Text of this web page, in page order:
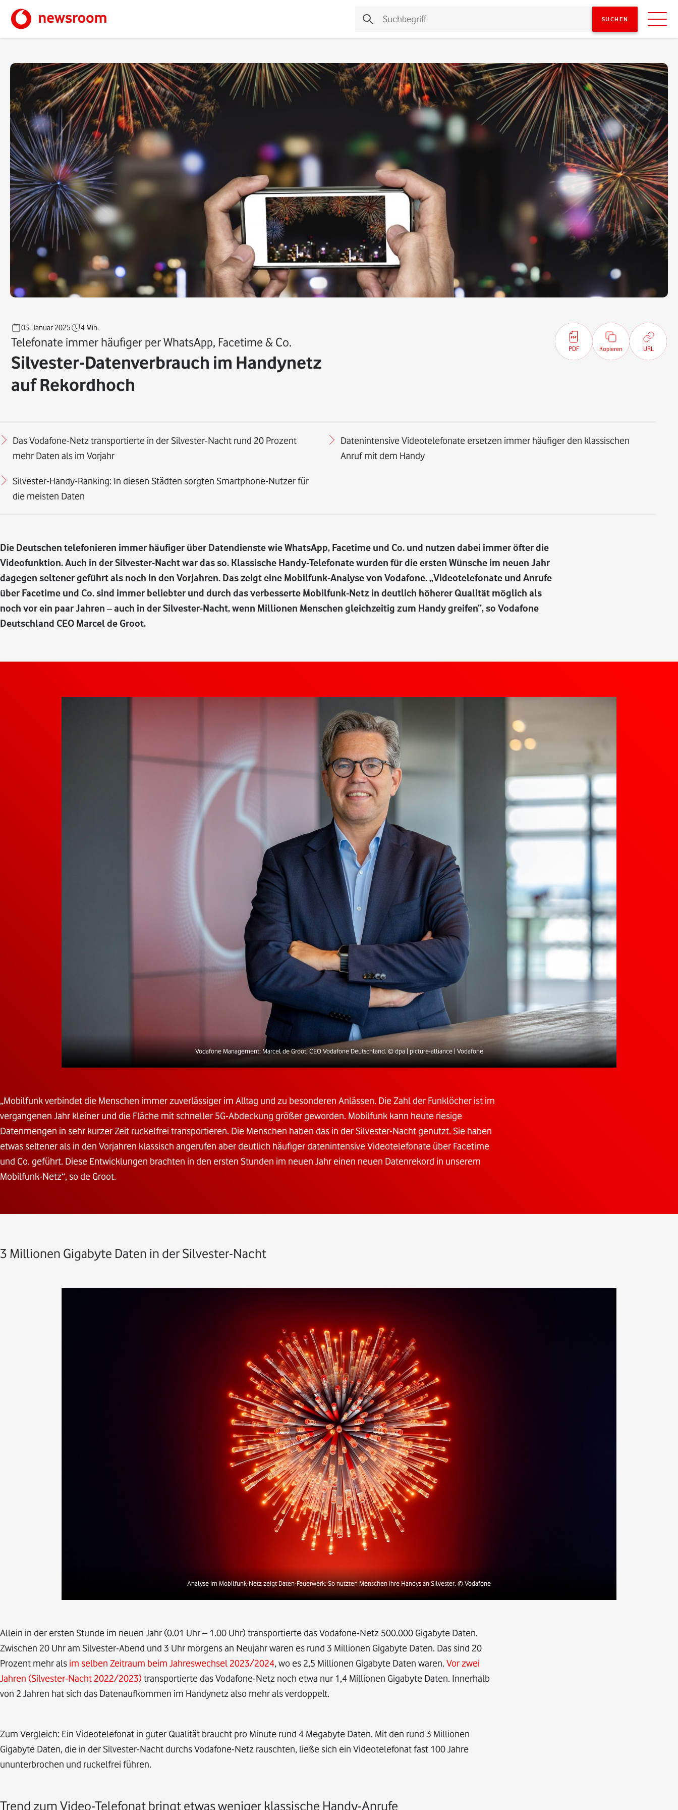
03. Januar 2025 4 Min.
Telefonate immer häufiger per WhatsApp, Facetime & Co.
Silvester-Datenverbrauch im Handynetz
auf Rekordhoch
PDF Kopieren URL
Das Vodafone-Netz transportierte in der Silvester-Nacht rund 20 Prozent
mehr Daten als im Vorjahr
Datenintensive Videotelefonate ersetzen immer häufiger den klassischen
Anruf mit dem Handy
Silvester-Handy-Ranking: In diesen Städten sorgten Smartphone-Nutzer für
die meisten Daten
Die Deutschen telefonieren immer häufiger über Datendienste wie WhatsApp, Facetime und Co. und nutzen dabei immer öfter die
Videofunktion. Auch in der Silvester-Nacht war das so. Klassische Handy-Telefonate wurden für die ersten Wünsche im neuen Jahr
dagegen seltener geführt als noch in den Vorjahren. Das zeigt eine Mobilfunk-Analyse von Vodafone. „Videotelefonate und Anrufe
über Facetime und Co. sind immer beliebter und durch das verbesserte Mobilfunk-Netz in deutlich höherer Qualität möglich als
noch vor ein paar Jahren – auch in der Silvester-Nacht, wenn Millionen Menschen gleichzeitig zum Handy greifen“, so Vodafone
Deutschland CEO Marcel de Groot.
Vodafone Management: Marcel de Groot, CEO Vodafone Deutschland. © dpa | picture-alliance | Vodafone
„Mobilfunk verbindet die Menschen immer zuverlässiger im Alltag und zu besonderen Anlässen. Die Zahl der Funklöcher ist im
vergangenen Jahr kleiner und die Fläche mit schneller 5G-Abdeckung größer geworden. Mobilfunk kann heute riesige
Datenmengen in sehr kurzer Zeit ruckelfrei transportieren. Die Menschen haben das in der Silvester-Nacht genutzt. Sie haben
etwas seltener als in den Vorjahren klassisch angerufen aber deutlich häufiger datenintensive Videotelefonate über Facetime
und Co. geführt. Diese Entwicklungen brachten in den ersten Stunden im neuen Jahr einen neuen Datenrekord in unserem
Mobilfunk-Netz“, so de Groot.
3 Millionen Gigabyte Daten in der Silvester-Nacht
Analyse im Mobilfunk-Netz zeigt Daten-Feuerwerk: So nutzten Menschen ihre Handys an Silvester. © Vodafone
Allein in der ersten Stunde im neuen Jahr (0.01 Uhr – 1.00 Uhr) transportierte das Vodafone-Netz 500.000 Gigabyte Daten.
Zwischen 20 Uhr am Silvester-Abend und 3 Uhr morgens an Neujahr waren es rund 3 Millionen Gigabyte Daten. Das sind 20
Prozent mehr als im selben Zeitraum beim Jahreswechsel 2023/2024, wo es 2,5 Millionen Gigabyte Daten waren. Vor zwei
Jahren (Silvester-Nacht 2022/2023) transportierte das Vodafone-Netz noch etwa nur 1,4 Millionen Gigabyte Daten. Innerhalb
von 2 Jahren hat sich das Datenaufkommen im Handynetz also mehr als verdoppelt.
Zum Vergleich: Ein Videotelefonat in guter Qualität braucht pro Minute rund 4 Megabyte Daten. Mit den rund 3 Millionen
Gigabyte Daten, die in der Silvester-Nacht durchs Vodafone-Netz rauschten, ließe sich ein Videotelefonat fast 100 Jahre
ununterbrochen und ruckelfrei führen.
Trend zum Video-Telefonat bringt etwas weniger klassische Handy-Anrufe